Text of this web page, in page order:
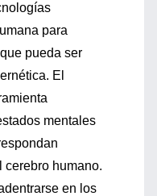
para
pueda ser
El
mentales
cerebro humano.
en los